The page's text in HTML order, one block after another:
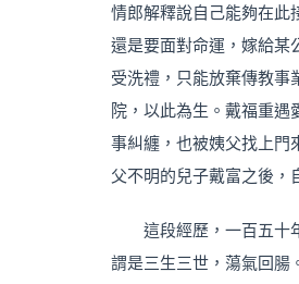
情郎解釋說自己能夠在此
還是要面對命運，嫁給某
受洗禮，只能放棄傳教事
院，以此為生。戴福重
事糾纏，也被姨父找上門
父不明的兒子戴富之後，
這段經歷，一百五十
謂是三生三世，蕩氣回腸